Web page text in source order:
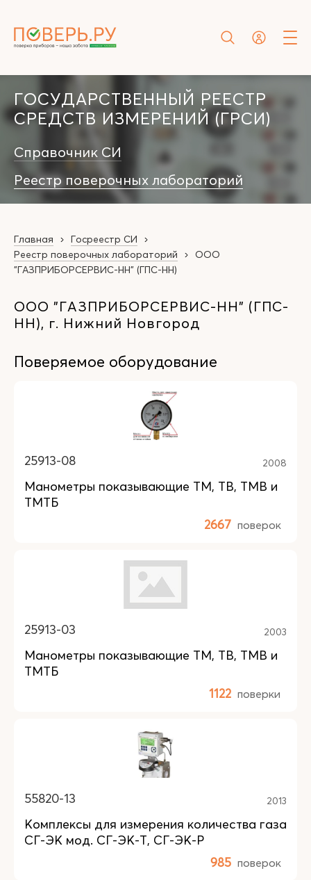
ГОСУДАРСТВЕННЫЙ РЕЕСТР
СРЕДСТВ ИЗМЕРЕНИЙ (ГРСИ)
Справочник СИ
Реестр поверочных лабораторий
Главная
Госреестр СИ
Реестр поверочных лабораторий
ООО
"ГАЗПРИБОРСЕРВИС-НН" (ГПС-НН)
ООО "ГАЗПРИБОРСЕРВИС-НН" (ГПС-
НН), г. Нижний Новгород
Поверяемое оборудование
25913-08 2008
Манометры показывающие ТМ, ТВ, ТМВ и
ТМТБ
2667 поверок
25913-03 2003
Манометры показывающие ТМ, ТВ, TMB и
ТМТБ
1122 поверки
55820-13 2013
Комплексы для измерения количества газа
СГ-ЭК мод. СГ-ЭК-Т, СГ-ЭК-Р
985 поверок